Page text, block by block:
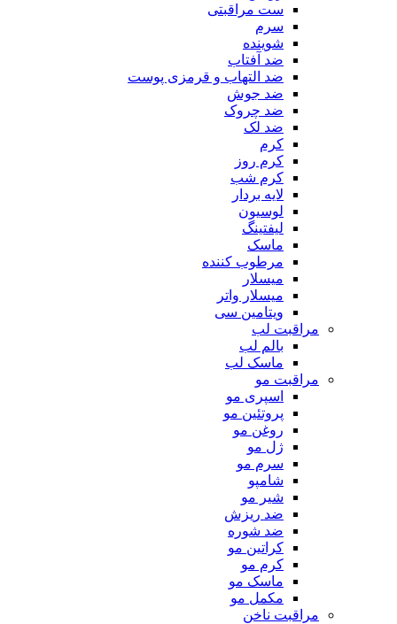
ست مراقبتی
سرم
شوینده
ضد آفتاب
ضد التهاب و قرمزی پوست
‌ضد جوش
ضد چروک
ضد لک
کرم
کرم روز
کرم شب
لایه بردار
لوسیون
لیفتینگ
ماسک
مرطوب کننده
میسلار
میسلار واتر
ویتامین سی
مراقبت لب
بالم لب
ماسک لب
مراقبت مو
اسپری مو
پروتئین مو
روغن مو
ژل مو
سرم مو
شامپو
شیر مو
ضد ریزش
ضد شوره
کراتین مو
کرم مو
ماسک مو
مکمل مو
مراقبت ناخن